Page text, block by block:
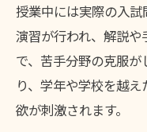
授業中には実際の入
演習が行われ、解説
で、苦手分野の克服が
り、学年や学校を越
欲が刺激されます。